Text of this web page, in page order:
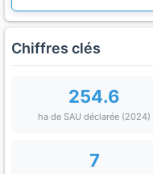
Chiffres clés
254.6
ha de SAU déclarée (2024)
7